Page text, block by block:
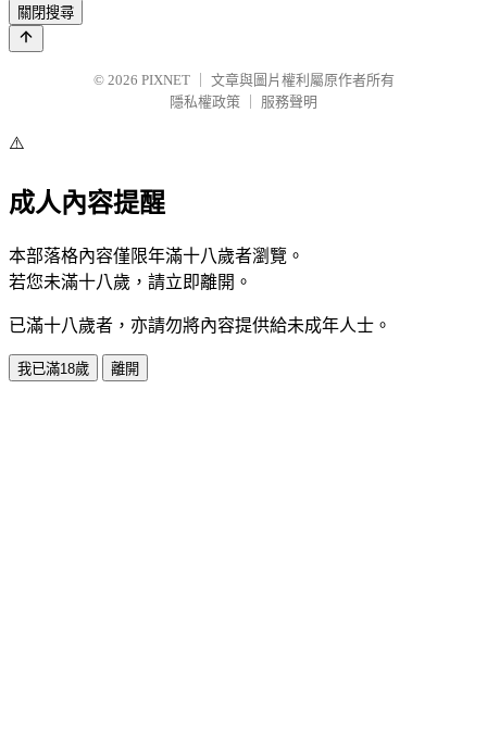
關閉搜尋
© 2026 PIXNET
文章與圖片權利屬原作者所有
隱私權政策
服務聲明
⚠️
成人內容提醒
本部落格內容僅限年滿十八歲者瀏覽。
若您未滿十八歲，請立即離開。
已滿十八歲者，亦請勿將內容提供給未成年人士。
我已滿18歲 離開